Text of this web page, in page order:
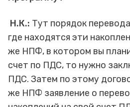
Н.К.: Тут порядок
где находятся эти
же НПФ, в котором вы
счет по ПДС, то нужно
ПДС. Затем по этому
же НПФ заявление о